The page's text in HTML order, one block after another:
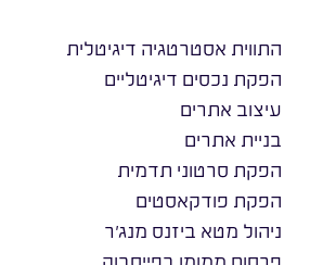
התווית אסטרטגיה דיגיטלית
הפקת נכסים דיגיטליים
עיצוב אתרים
בניית אתרים
הפקת סרטוני תדמית
הפקת פודקאסטים
ניהול מטא ביזנס מנג׳ר